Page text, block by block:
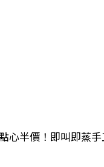
心半價！即叫即蒸